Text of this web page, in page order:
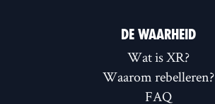
DE WAARHEID
Wat is XR?
Waarom rebelleren?
FAQ